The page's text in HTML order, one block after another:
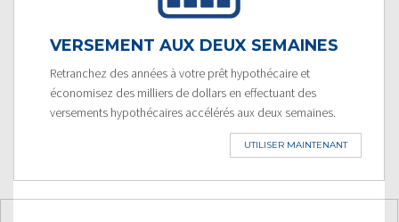
VERSEMENT AUX DEUX SEMAINES
Retranchez des années à votre prêt hypothécaire et
économisez des milliers de dollars en effectuant des
versements hypothécaires accélérés aux deux semaines.
UTILISER MAINTENANT